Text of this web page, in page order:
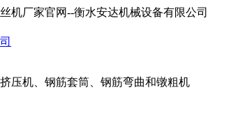
机厂家官网--衡水安达机械设备有限公司
压机、钢筋套筒、钢筋弯曲和镦粗机